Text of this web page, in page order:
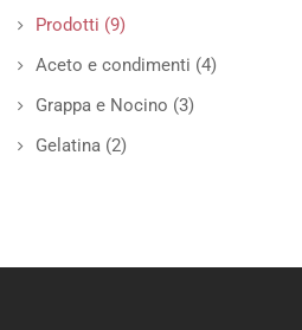
Prodotti (9)
Aceto e condimenti (4)
Grappa e Nocino (3)
Gelatina (2)